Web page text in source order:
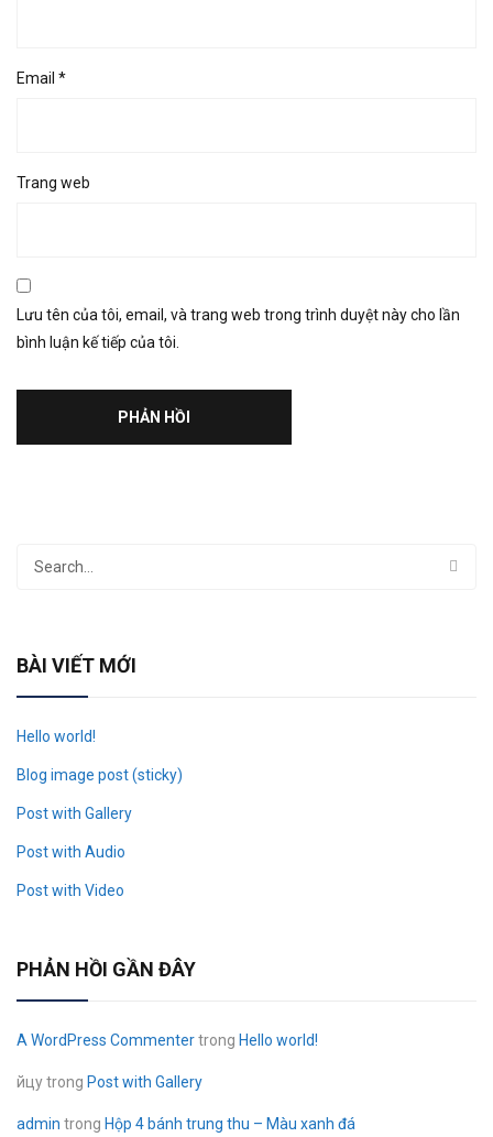
Email *
Trang web
Lưu tên của tôi, email, và trang web trong trình duyệt này cho lần
bình luận kế tiếp của tôi.
BÀI VIẾT MỚI
Hello world!
Blog image post (sticky)
Post with Gallery
Post with Audio
Post with Video
PHẢN HỒI GẦN ĐÂY
A WordPress Commentertrong Hello world!
йцуtrong Post with Gallery
admin trong Hộp 4 bánh trung thu – Màu xanh đá